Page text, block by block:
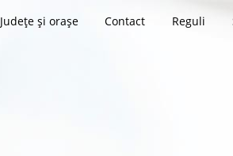
Județe și orașe Contact Reguli